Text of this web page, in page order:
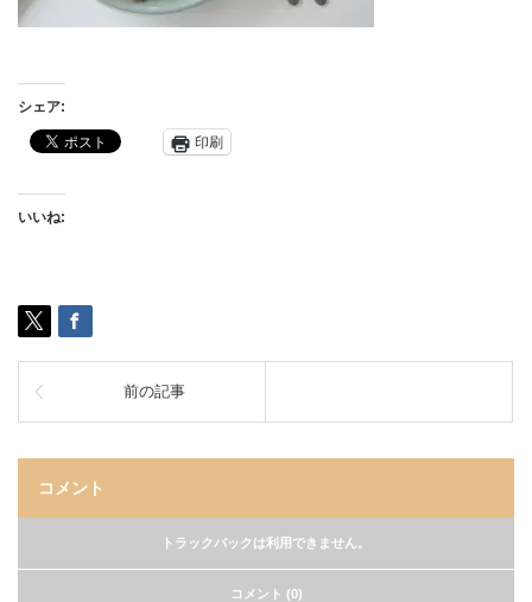
シェア:
印刷
いいね:
前の記事
コメント
トラックバックは利用できません。
コメント (0)